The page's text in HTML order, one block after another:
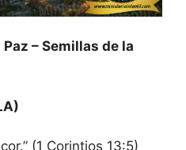
– Semillas de la
(1 Corintios 13:5)